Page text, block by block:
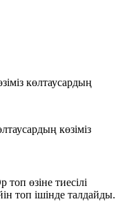
көлтаусардың
көзіміз
өзіне тиесілі
топ ішінде талдайды.